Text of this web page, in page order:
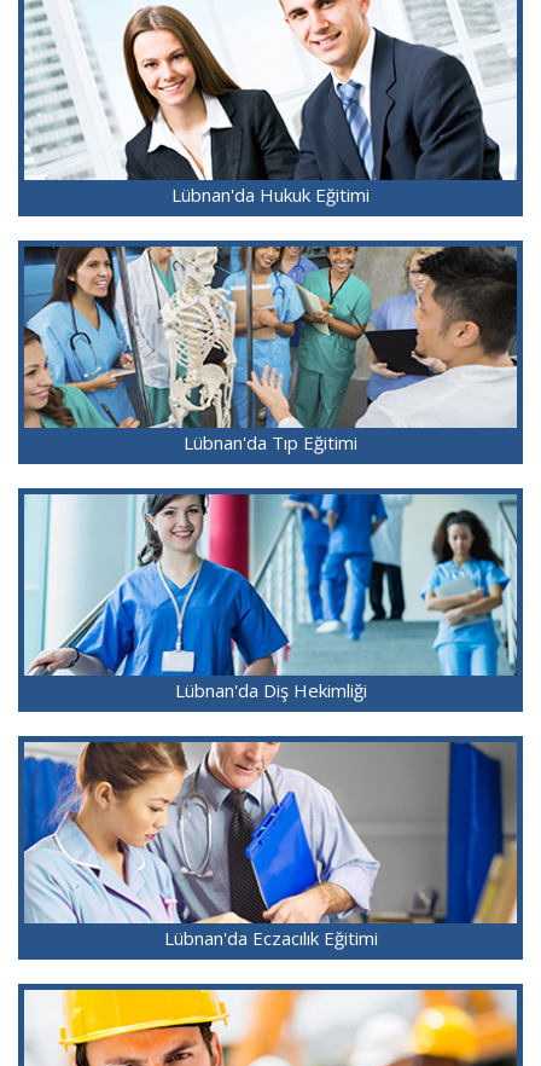
Lübnan'da Hukuk Eğitimi
Lübnan'da Tıp Eğitimi
Lübnan'da Diş Hekimliği
Lübnan'da Eczacılık Eğitimi